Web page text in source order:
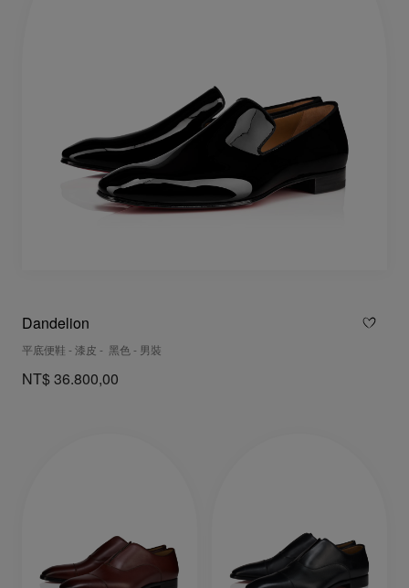
Dandelion
平底便鞋 - 漆皮 - 黑色 - 男裝
NT$ 36.800,00